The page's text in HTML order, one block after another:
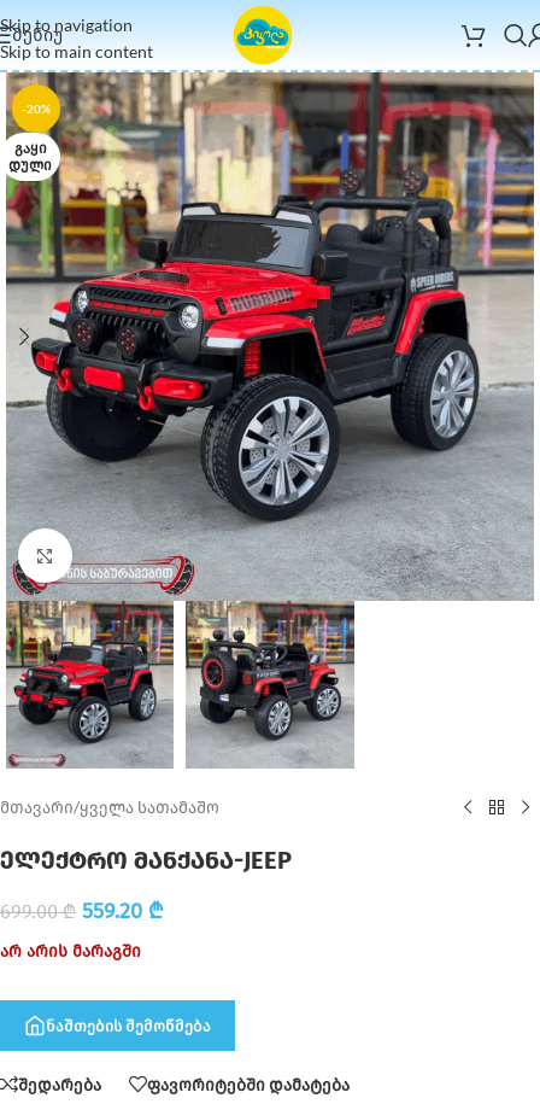
Skip to navigation
Skip to main content
ᲛᲔᲜᲘᲣ
-20%
ᲒᲐᲧᲘ
ᲓᲣᲚᲘ
Click to enlarge
მთავარი/ყველა სათამაშო
ელექტრო მანქანა-JEEP
699.00₾ 559.20 ₾
არ არის მარაგში
ნაშთების შემოწმება
შედარება ფავორიტებში დამატება